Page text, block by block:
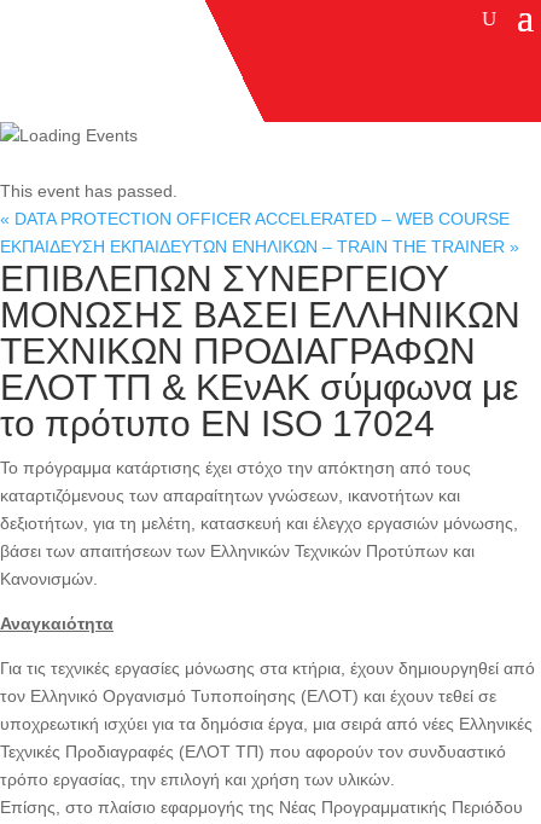
This event has passed.
« DATA PROTECTION OFFICER ACCELERATED – WEB COURSE
ΕΚΠΑΙΔΕΥΣΗ ΕΚΠΑΙΔΕΥΤΩΝ ΕΝΗΛΙΚΩΝ – TRAIN THE TRAINER »
ΕΠΙΒΛΕΠΩΝ ΣΥΝΕΡΓΕΙΟΥ
ΜΟΝΩΣΗΣ ΒΑΣΕΙ ΕΛΛΗΝΙΚΩΝ
ΤΕΧΝΙΚΩΝ ΠΡΟΔΙΑΓΡΑΦΩΝ
ΕΛΟΤ ΤΠ & ΚΕνΑΚ σύμφωνα με
το πρότυπο EN ISO 17024
Το πρόγραμμα κατάρτισης έχει στόχο την απόκτηση από τους
καταρτιζόμενους των απαραίτητων γνώσεων, ικανοτήτων και
δεξιοτήτων, για τη μελέτη, κατασκευή και έλεγχο εργασιών μόνωσης,
βάσει των απαιτήσεων των Ελληνικών Τεχνικών Προτύπων και
Κανονισμών.
Αναγκαιότητα
Για τις τεχνικές εργασίες μόνωσης στα κτήρια, έχουν δημιουργηθεί από
τον Ελληνικό Οργανισμό Τυποποίησης (ΕΛΟΤ) και έχουν τεθεί σε
υποχρεωτική ισχύει για τα δημόσια έργα, μια σειρά από νέες Ελληνικές
Τεχνικές Προδιαγραφές (ΕΛΟΤ ΤΠ) που αφορούν τον συνδυαστικό
τρόπο εργασίας, την επιλογή και χρήση των υλικών.
Επίσης, στο πλαίσιο εφαρμογής της Νέας Προγραμματικής Περιόδου